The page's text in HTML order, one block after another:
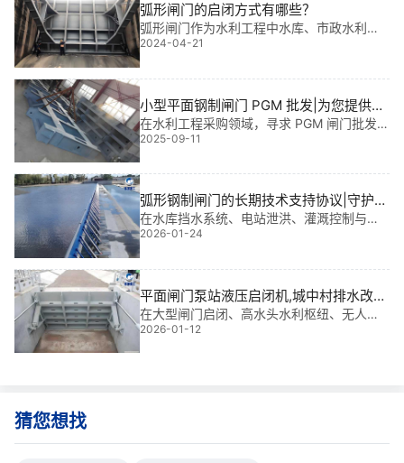
弧形闸门的启闭方式有哪些？
弧形闸门作为水利工程中水库、市政水利、
溢流、泄洪的重要闸门，其启闭方式多种多
样，比如常见的有集成液压启闭机启闭、泵
站液压启闭机启闭、弧门卷扬启闭机启闭、
摇摆式螺杆启闭启闭，在此铄洋重工为您详
细说明。一、集成液压启闭机启闭方式集成
式液压启闭机是一种机电液一体的新型启闭
机，多用于启闭水利水电、水库、小型
2024-04-21
小型平面钢制闸门 PGM 批发|为您提供高
性价比解决方案
在水利工程采购领域，寻求 PGM 闸门批发的
朋友，心中往往萦绕着几个关键问题：“每套
价格究竟几何？”“怎样筛选出性价比高的供货
方？” 以及 “如何规避采购陷阱，不白花冤枉
钱？” 作为**水利设备制造多年的企业，铄洋
重工**就直击**，带您了解 PGM 闸门批发的
真实行情，同时揭秘铄洋重工如何凭借实
力，为您打造省心
2025-09-11
弧形钢制闸门的长期技术支持协议|守护江
河安澜的智慧之选
在水库挡水系统、电站泄洪、灌溉控制与城
市防洪工程中，弧形钢制闸门是保障水利设
施安全运行的核心“卫士”。它不仅承担着调节
水流、控制水位的关键职责，更直接影响工
程寿命与运营效率。根据规格不同，单价通
常在3
2026-01-24
平面闸门泵站液压启闭机,城中村排水改造
防腐防锈维护方案|智能守护型全生命周期
解决方案
在大型闸门启闭、高水头水利枢纽、无人值
守电站及应急泄洪系统中，平面闸门泵站液
2026-01-12
猜您想找